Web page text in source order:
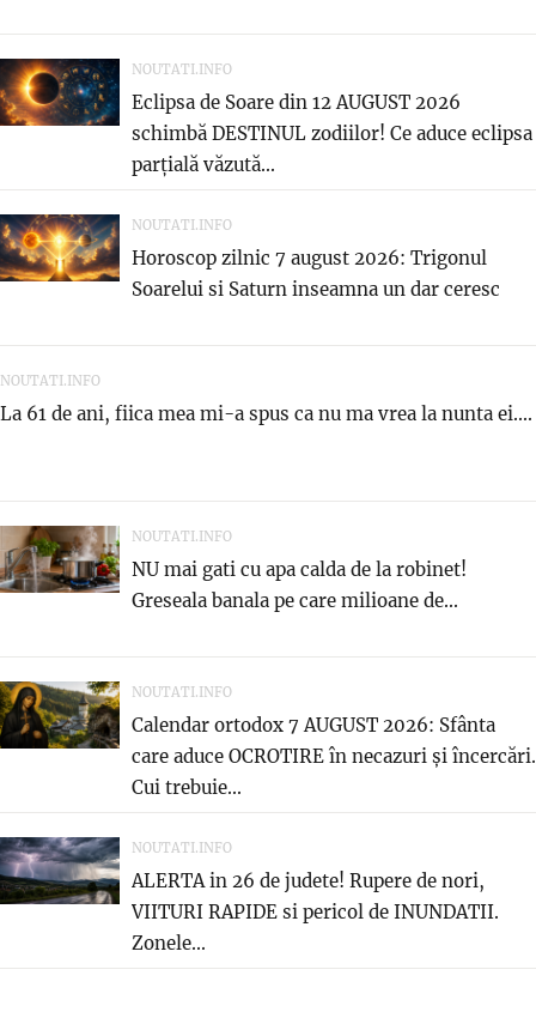
NOUTATI.INFO
Eclipsa de Soare din 12 AUGUST 2026
schimbă DESTINUL zodiilor! Ce aduce eclipsa
parțială văzută...
NOUTATI.INFO
Horoscop zilnic 7 august 2026: Trigonul
Soarelui si Saturn inseamna un dar ceresc
NOUTATI.INFO
La 61 de ani, fiica mea mi-a spus ca nu ma vrea la nunta ei....
NOUTATI.INFO
NU mai gati cu apa calda de la robinet!
Greseala banala pe care milioane de...
NOUTATI.INFO
Calendar ortodox 7 AUGUST 2026: Sfânta
care aduce OCROTIRE în necazuri și încercări.
Cui trebuie...
NOUTATI.INFO
ALERTA in 26 de judete! Rupere de nori,
VIITURI RAPIDE si pericol de INUNDATII.
Zonele...